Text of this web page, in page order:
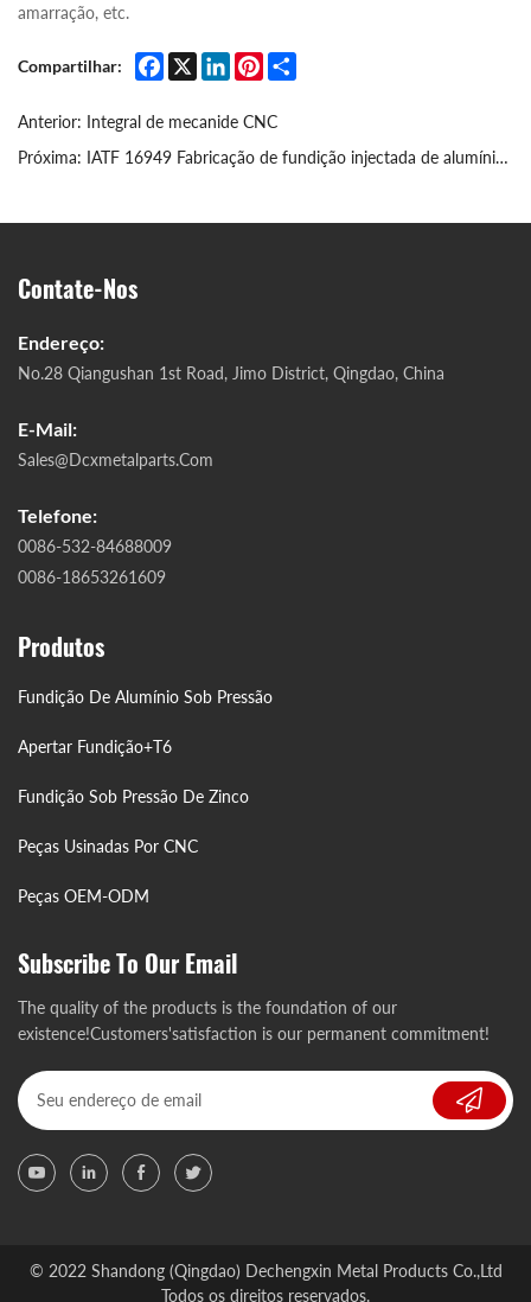
amarração, etc.
Compartilhar: Facebook
X LinkedInPinterest
Anterior: Integral de mecanide CNC
Próxima: IATF 16949 Fabricação de fundição injectada de alumínio automóvel
Contate-Nos
Endereço:
No.28 Qiangushan 1st Road, Jimo District, Qingdao, China
E-Mail:
Sales@dcxmetalparts.com
Telefone:
0086-532-84688009
0086-18653261609
Produtos
Fundição De Alumínio Sob Pressão
Apertar Fundição+T6
Fundição Sob Pressão De Zinco
Peças Usinadas Por CNC
Peças OEM-ODM
Subscribe To Our Email
The quality of the products is the foundation of our
existence!Customers'satisfaction is our permanent commitment!
© 2022 Shandong (Qingdao) Dechengxin Metal Products Co.,Ltd
Todos os direitos reservados.